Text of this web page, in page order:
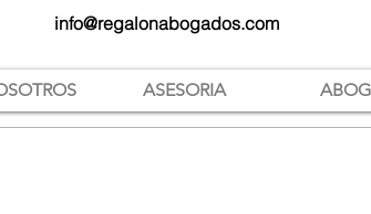
info@regalonabogados.com
ASESORIA